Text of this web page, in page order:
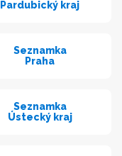
Pardubický kraj
Seznamka
Praha
Seznamka
Ústecký kraj